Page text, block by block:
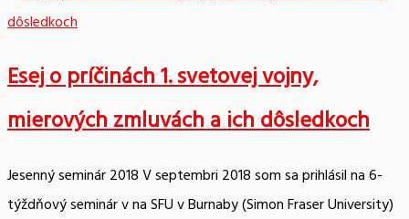
Esej o príčinách 1. svetovej vojny,
mierových zmluvách a ich dôsledkoch
Jesenný seminár 2018 V septembri 2018 som sa prihlásil na 6-
týždňový seminár v na SFU v Burnaby (Simon Fraser University)